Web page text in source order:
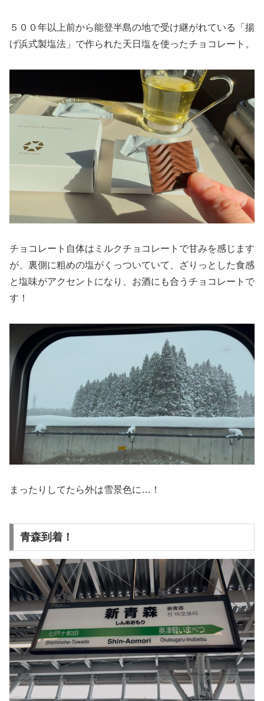
５００年以上前から能登半島の地で受け継がれている「揚
げ浜式製塩法」で作られた天日塩を使ったチョコレート。
チョコレート自体はミルクチョコレートで甘みを感じます
が、裏側に粗めの塩がくっついていて、ざりっとした食感
と塩味がアクセントになり、お酒にも合うチョコレートで
す！
まったりしてたら外は雪景色に…！
青森到着！